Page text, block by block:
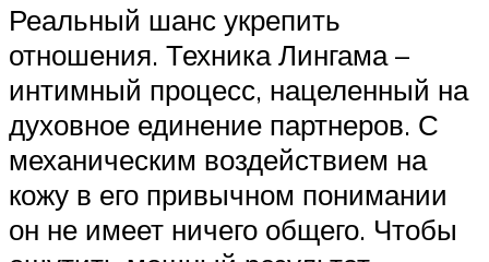
Реальный шанс укрепить
отношения. Техника Лингама –
интимный процесс, нацеленный на
духовное единение партнеров. С
механическим воздействием на
кожу в его привычном понимании
он не имеет ничего общего. Чтобы